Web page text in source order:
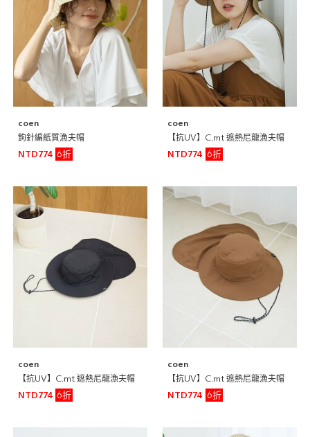
coen
鉤針編紙質漁夫帽
NTD774
6折
coen
【抗UV】C.mt 遮熱尼龍漁夫帽
NTD774
6折
coen
【抗UV】C.mt 遮熱尼龍漁夫帽
NTD774
6折
coen
【抗UV】C.mt 遮熱尼龍漁夫帽
NTD774
6折